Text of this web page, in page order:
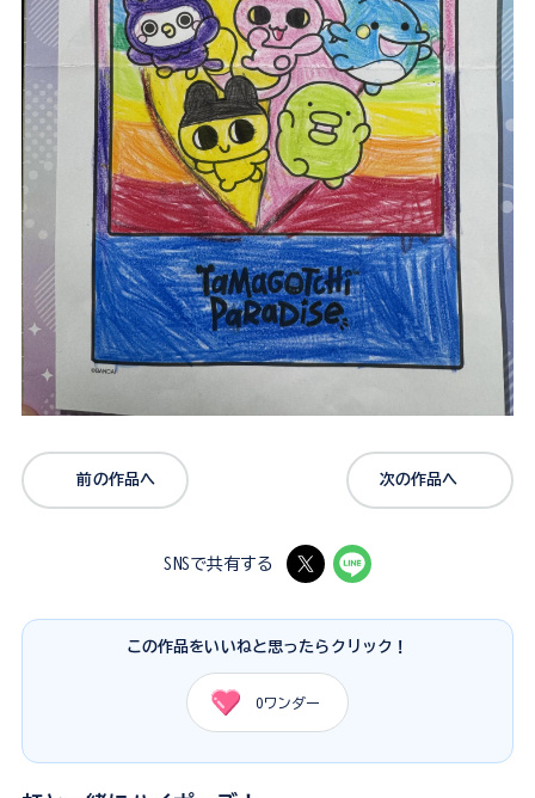
前の作品へ 次の作品へ
SNSで共有する
この作品をいいねと思ったらクリック！
0ワンダー